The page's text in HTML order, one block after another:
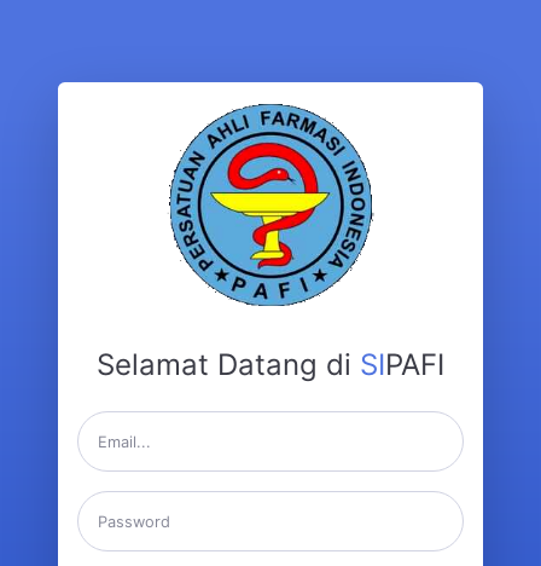
Selamat Datang di SIPAFI